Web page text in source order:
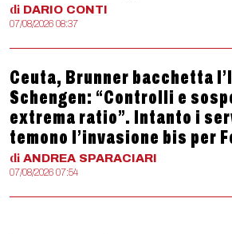
di DARIO CONTI
07/08/2026 08:37
Ceuta, Brunner bacchetta
Schengen: “Controlli e
extrema ratio”. Intanto i
temono l’invasione bis per
di ANDREA SPARACIARI
07/08/2026 07:54